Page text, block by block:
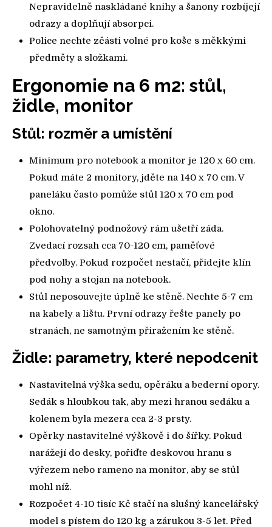
Nepravidelně naskládané knihy a šanony rozbíjejí
odrazy a doplňují absorpci.
Police nechte zčásti volné pro koše s měkkými
předměty a složkami.
Ergonomie na 6 m2: stůl,
židle, monitor
Stůl: rozměr a umístění
Minimum pro notebook a monitor je 120 x 60 cm.
Pokud máte 2 monitory, jděte na 140 x 70 cm. V
paneláku často pomůže stůl 120 x 70 cm pod
okno.
Polohovatelný podnožový rám ušetří záda.
Zvedací rozsah cca 70-120 cm, paměťové
předvolby. Pokud rozpočet nestačí, přidejte klín
pod nohy a stojan na notebook.
Stůl neposouvejte úplně ke stěně. Nechte 5-7 cm
na kabely a lištu. První odrazy řešte panely po
stranách, ne samotným přiražením ke stěně.
Židle: parametry, které nepodcenit
Nastavitelná výška sedu, opěráku a bederní opory.
Sedák s hloubkou tak, aby mezi hranou sedáku a
kolenem byla mezera cca 2-3 prsty.
Opěrky nastavitelné výškově i do šířky. Pokud
narážejí do desky, pořiďte deskovou hranu s
výřezem nebo rameno na monitor, aby se stůl
mohl níž.
Rozpočet 4-10 tisíc Kč stačí na slušný kancelářský
model s pístem do 120 kg a zárukou 3-5 let. Před